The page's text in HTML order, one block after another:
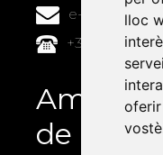
lloc
oferir
vostè
e-
+34 964 72
Amb el
de